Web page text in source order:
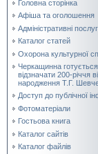
Головна сторінка
Афіша та оголошення
Адміністративні
Каталог статей
Охорона культурної
Черкащинна готується
відзначати 200-річчя
народження Т.Г.
Доступ до публічної
Фотоматеріали
Гостьова книга
Каталог сайтів
Каталог файлів